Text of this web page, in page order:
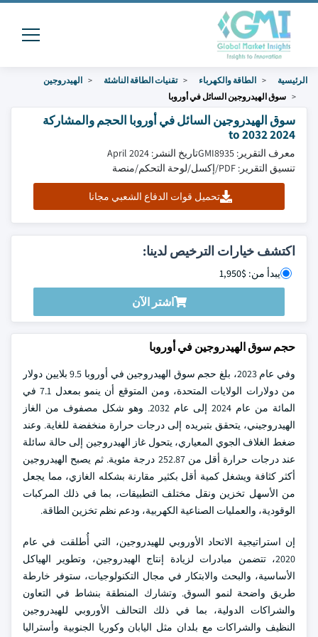
الرئيسية الطاقة والكهرباء تقنيات الطاقة الناشئة
الهيدروجين
سوق الهيدروجين السائل في أوروبا
سوق الهيدروجين السائل في أوروبا الحجم والمشاركة
2024 to 2032
معرف التقرير: GMI8935
تاريخ النشر: April 2024
تنسيق التقرير: PDF/إكسل/لوحة التحكم/منصة
تحميل قوات الدفاع الشعبي مجانا
اكتشف خيارات الترخيص لدينا:
يبدأ من: $1,950
اشتر الآن
حجم سوق الهيدروجين في أوروبا
وفي عام 2023، بلغ حجم سوق الهيدروجين في أوروبا 9.5 بلايين دولار
من دولارات الولايات المتحدة، ومن المتوقع أن ينمو بمعدل 7.1 في
المائة من عام 2024 إلى عام 2032. وهو شكل مصفوف من الغاز
الهيدروجيني، يتحقق بتبريده إلى درجات حرارة منخفضة للغاية. وعند
ضغط الغلاف الجوي المعياري، يتحول غاز الهيدروجين إلى حالة سائلة
عند درجات حرارة أقل من 252.87 درجة مئوية. ثم يصبح الهيدروجين
أكثر كثافة ويشغل كمية أقل بكثير مقارنة بشكله الغازي، مما يجعل
من الأسهل تخزين ونقل مختلف التطبيقات، بما في ذلك المركبات
الوقودية، والعمليات الصناعية الكهربية، ودعم نظم تخزين الطاقة.
إن استراتيجية الاتحاد الأوروبي للهيدروجين، التي أُطلقت في عام
2020، تتضمن مبادرات لزيادة إنتاج الهيدروجين، وتطوير الهياكل
الأساسية، والبحث والابتكار في مجال التكنولوجيات، ستوفر خارطة
طريق واضحة لنمو السوق. وتشارك المنطقة بنشاط في التعاون
والشراكات الدولية، بما في ذلك التحالف الأوروبي للهيدروجين
النظيف والشراكات مع بلدان مثل اليابان وكوريا الجنوبية وأستراليا